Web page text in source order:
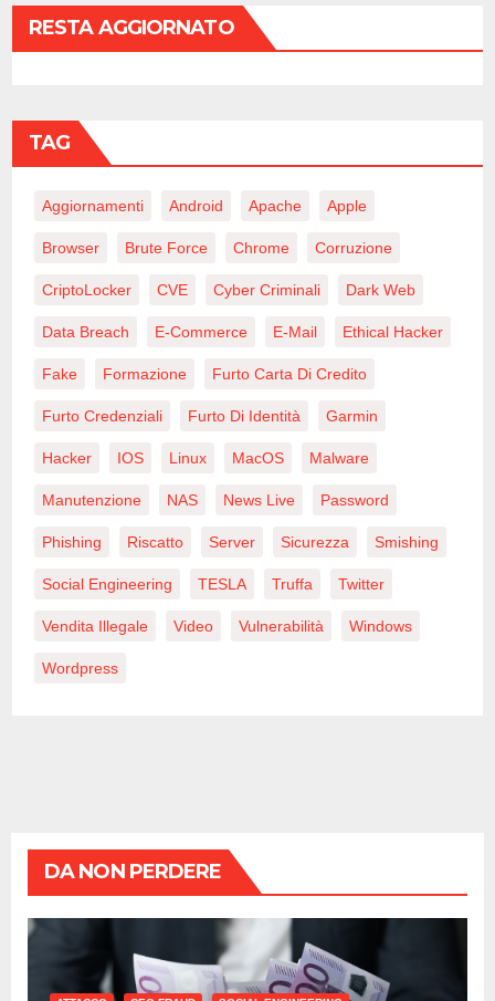
RESTA AGGIORNATO
TAG
Aggiornamenti Android Apache Apple
Browser Brute Force Chrome Corruzione
CriptoLocker CVE Cyber Criminali Dark Web
Data Breach E-Commerce E-Mail Ethical Hacker
Fake Formazione Furto Carta Di Credito
Furto Credenziali Furto Di Identità Garmin
Hacker IOS Linux MacOS Malware
Manutenzione NAS News Live Password
Phishing Riscatto Server Sicurezza Smishing
Social Engineering TESLA Truffa Twitter
Vendita Illegale Video Vulnerabilità Windows
Wordpress
DA NON PERDERE